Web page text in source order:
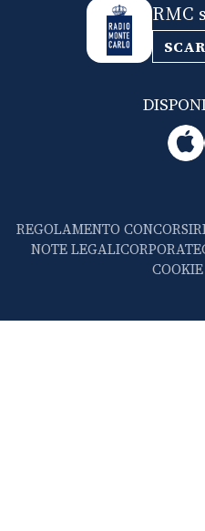
RMC
REGOLAMENTO CONCORSI
NOTE LEGALICORPORATE